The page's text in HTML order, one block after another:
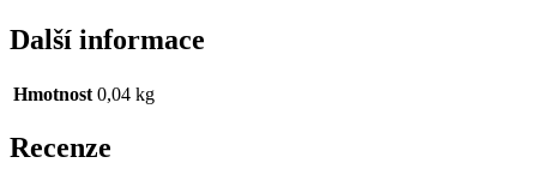
Další informace
Hmotnost 0,04 kg
Recenze